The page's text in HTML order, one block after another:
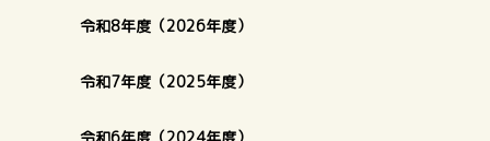
令和8年度（2026年度）
令和7年度（2025年度）